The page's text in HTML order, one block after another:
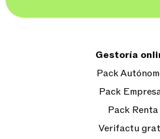
Gestoría
Pack
Pack
Pack Renta
Verifactu